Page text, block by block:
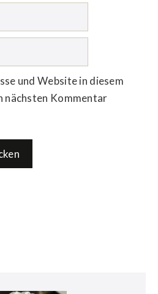
und Website in diesem
nächsten Kommentar